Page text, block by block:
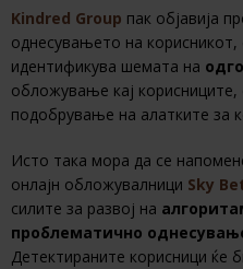
Kindred Group пак објавија
однесувањето на корисникот,
идентификува шемата на
обложување кај
подобрување на алатките за
Исто така мора да се
онлајн обложувалници Sky
силите за развој на
проблематично
Детектираните корисници ќе